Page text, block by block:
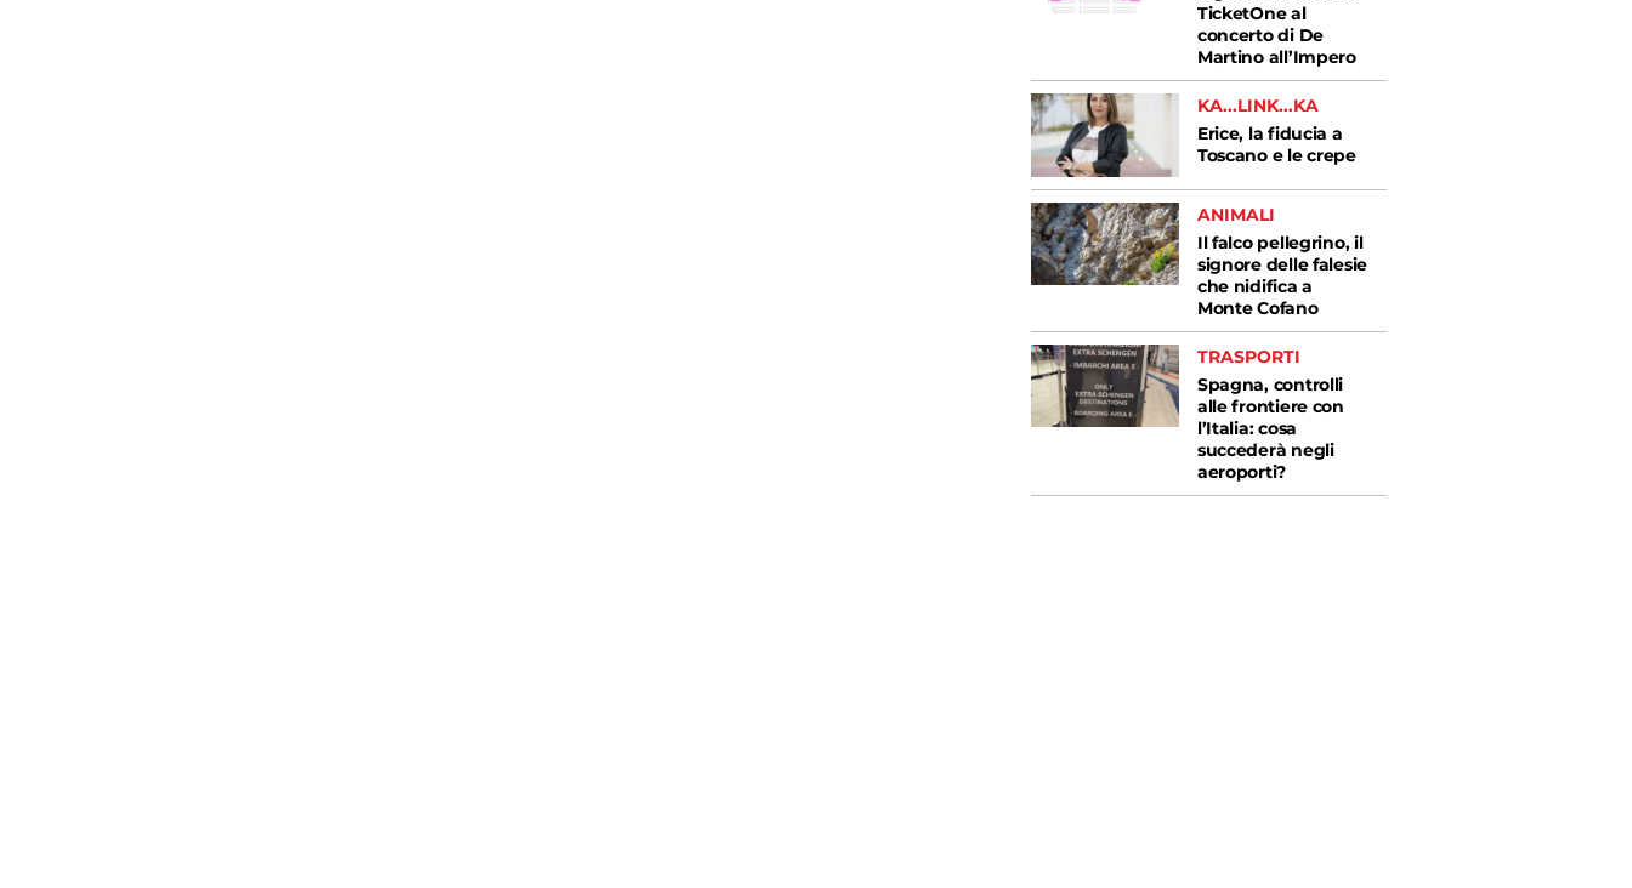
TicketOne al
concerto di De
Martino all’Impero
KA...LINK...KA
Erice, la fiducia a
Toscano e le crepe
ANIMALI
Il falco pellegrino, il
signore delle falesie
che nidifica a
Monte Cofano
TRASPORTI
Spagna, controlli
alle frontiere con
l’Italia: cosa
succederà negli
aeroporti?